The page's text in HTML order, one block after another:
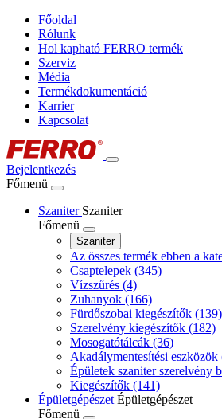
Főoldal
Rólunk
Hol kapható FERRO termék
Szerviz
Média
Termékdokumentáció
Karrier
Kapcsolat
Bejelentkezés
Főmenü
Szaniter Szaniter
Főmenü
Szaniter
Az összes termék ebben a
Csaptelepek (345)
Vízszűrés (4)
Zuhanyok (166)
Fürdőszobai kiegészítők (139)
Szerelvény kiegészítők (182)
Mosogatótálcák (36)
Akadálymentesítési eszközök
Épületek szaniter szerelvény
Kiegészítők (141)
Épületgépészet Épületgépészet
Főmenü